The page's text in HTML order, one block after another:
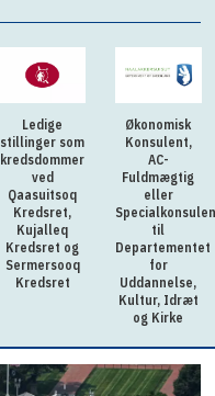
Ledige
stillinger som
kredsdommer
ved
Qaasuitsoq
Kredsret,
Kujalleq
Kredsret og
Sermersooq
Kredsret
Økonomisk
Konsulent,
AC-
Fuldmægtig
eller
til
Departementet
for
Uddannelse,
Kultur, Idræt
og Kirke